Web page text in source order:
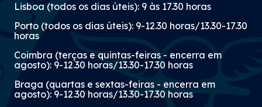
Lisboa (todos os dias úteis): 9 às 17.30 horas
Porto (todos os dias úteis): 9-12.30 horas/13.30-17.30
horas
Coimbra (terças e quintas-feiras - encerra em
agosto): 9-12.30 horas/13.30-17.30 horas
Braga (quartas e sextas-feiras - encerra em
agosto): 9-12.30 horas/13.30-17.30 horas